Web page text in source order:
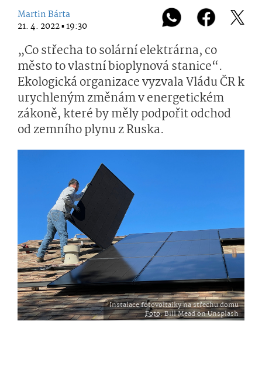
Martin Bárta
21. 4. 2022 ▪ 19:30
„Co střecha to solární elektrárna, co
město to vlastní bioplynová stanice“.
Ekologická organizace vyzvala Vládu ČR k
urychleným změnám v energetickém
zákoně, které by měly podpořit odchod
od zemního plynu z Ruska.
Instalace fotovoltaiky na střechu domu
Foto: Bill Mead on Unsplash